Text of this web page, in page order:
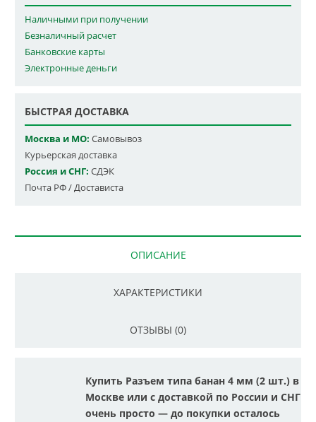
Наличными при получении
Безналичный расчет
Банковские карты
Электронные деньги
БЫСТРАЯ ДОСТАВКА
Москва и МО: Самовывоз
Курьерская доставка
Россия и СНГ: СДЭК
Почта РФ / Достависта
ОПИСАНИЕ
ХАРАКТЕРИСТИКИ
ОТЗЫВЫ (0)
Купить Разъем типа банан 4 мм (2 шт.) в
Москве или с доставкой по России и СНГ
очень просто — до покупки осталось